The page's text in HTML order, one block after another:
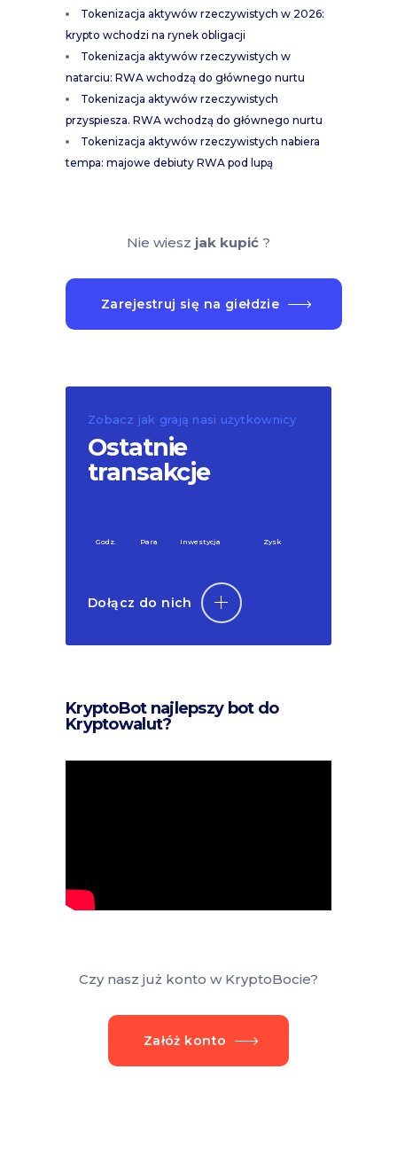
Tokenizacja aktywów rzeczywistych w 2026:
krypto wchodzi na rynek obligacji
Tokenizacja aktywów rzeczywistych w
natarciu: RWA wchodzą do głównego nurtu
Tokenizacja aktywów rzeczywistych
przyspiesza. RWA wchodzą do głównego nurtu
Tokenizacja aktywów rzeczywistych nabiera
tempa: majowe debiuty RWA pod lupą
Nie wiesz jak kupić?
Zarejestruj się na giełdzie
Zobacz jak grają nasi użytkownicy
Ostatnie
transakcje
Godz. Para Inwestycja Zysk
Dołącz do nich
KryptoBot najlepszy bot do
Kryptowalut?
Czy nasz już konto w KryptoBocie?
Załóż konto